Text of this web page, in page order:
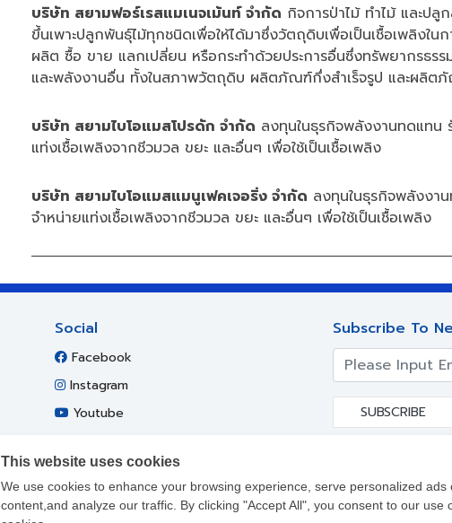
บริษัท สยามฟอร์เรสแมเนจเม้นท์ จำกัด กิจการป่าไม้ ทำไม้ และป
ขึ้นเพาะปลูกพันธุ์ไม้ทุกชนิดเพื่อให้ได้มาซึ่งวัตถุดิบเพื่อเป็นเชื้อเพลิงใ
ผลิต ซื้อ ขาย แลกเปลี่ยน หรือกระทำด้วยประการอื่นซึ่งทรัพยากรธร
และพลังงานอื่น ทั้งในสภาพวัตถุดิบ ผลิตภัณฑ์กึ่งสำเร็จรูป และผลิตภั
บริษัท สยามไบโอแมสโปรดัก จำกัด ลงทุนในธุรกิจพลังงานทดแทน
แท่งเชื้อเพลิงจากชีวมวล ขยะ และอื่นๆ เพื่อใช้เป็นเชื้อเพลิง
บริษัท สยามไบโอแมสแมนูเฟคเจอริ่ง จำกัด ลงทุนในธุรกิจพลังงา
จำหน่ายแท่งเชื้อเพลิงจากชีวมวล ขยะ และอื่นๆ เพื่อใช้เป็นเชื้อเพลิง
This website uses cookies
We use cookies to enhance your browsing experience, serve personalized ads
content,and analyze our traffic. By clicking "Accept All", you consent to our use
Social
Facebook
Instagram
Youtube
Subscribe To
SUBSCRIBE